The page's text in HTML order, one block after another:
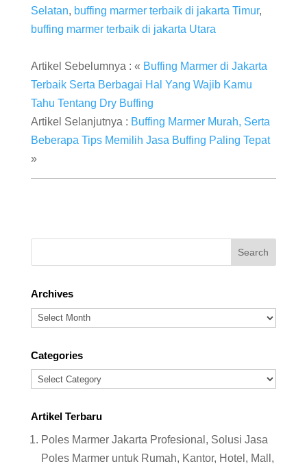
Selatan, buffing marmer terbaik di jakarta Timur,
buffing marmer terbaik di jakarta Utara
Artikel Sebelumnya : « Buffing Marmer di Jakarta
Terbaik Serta Berbagai Hal Yang Wajib Kamu
Tahu Tentang Dry Buffing
Artikel Selanjutnya : Buffing Marmer Murah, Serta
Beberapa Tips Memilih Jasa Buffing Paling Tepat
»
Archives
Archives
Categories
Categories
Artikel Terbaru
Poles Marmer Jakarta Profesional, Solusi Jasa
Poles Marmer untuk Rumah, Kantor, Hotel, Mall,